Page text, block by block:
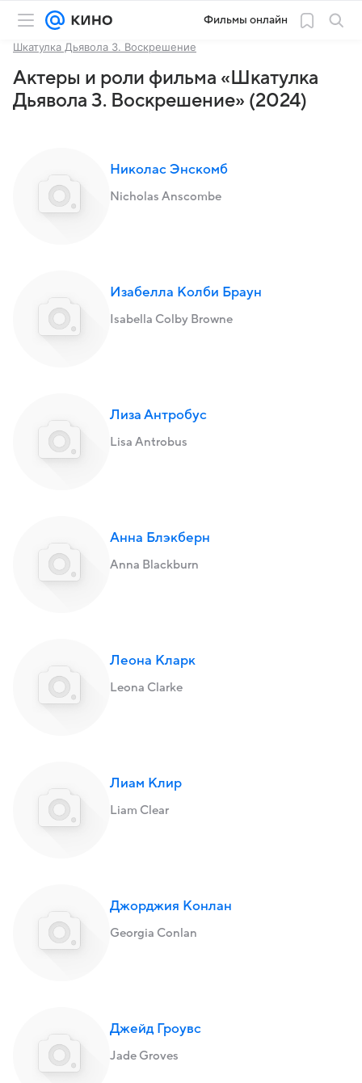
Фильмы онлайн
Шкатулка Дьявола 3. Воскрешение
Актеры и роли фильма «Шкатулка
Дьявола 3. Воскрешение» (2024)
Николас Энскомб
Nicholas Anscombe
Изабелла Колби Браун
Isabella Colby Browne
Лиза Антробус
Lisa Antrobus
Анна Блэкберн
Anna Blackburn
Леона Кларк
Leona Clarke
Лиам Клир
Liam Clear
Джорджия Конлан
Georgia Conlan
Джейд Гроувс
Jade Groves